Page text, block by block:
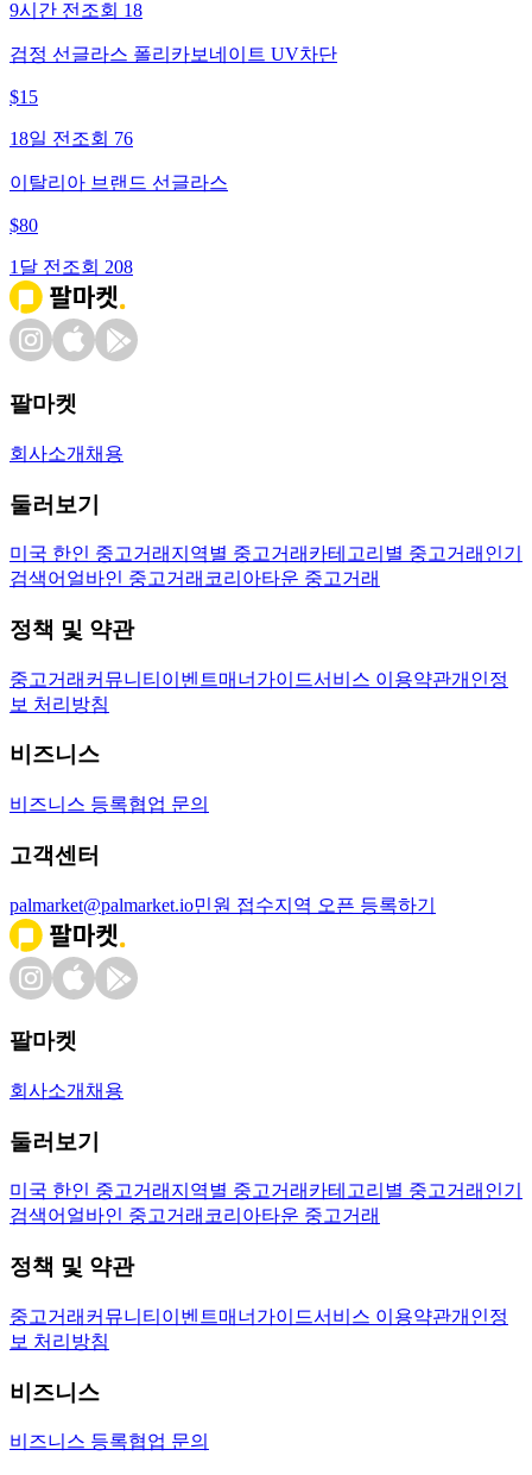
9시간 전 조회 18
검정 선글라스 폴리카보네이트 UV차단
$15
18일 전 조회 76
이탈리아 브랜드 선글라스
$80
1달 전 조회 208
팔마켓
회사소개 채용
둘러보기
미국 한인 중고거래 지역별 중고거래 카테고리별 중고거래 인기
검색어 얼바인 중고거래 코리아타운 중고거래
정책 및 약관
중고거래 커뮤니티 이벤트매너가이드서비스 이용약관개인정
보 처리방침
비즈니스
비즈니스 등록협업 문의
고객센터
palmarket@palmarket.io민원 접수지역 오픈 등록하기
팔마켓
회사소개 채용
둘러보기
미국 한인 중고거래 지역별 중고거래 카테고리별 중고거래 인기
검색어 얼바인 중고거래 코리아타운 중고거래
정책 및 약관
중고거래 커뮤니티 이벤트매너가이드서비스 이용약관개인정
보 처리방침
비즈니스
비즈니스 등록협업 문의